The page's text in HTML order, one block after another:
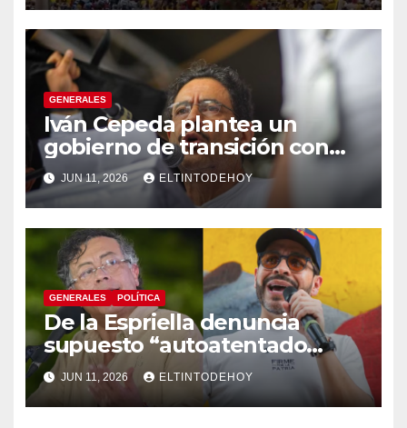
GENERALES
Iván Cepeda plantea un
gobierno de transición con
énfasis en el empalme
institucional y una eventual
constituyente
JUN 11, 2026 ELTINTODEHOY
GENERALES POLÍTICA
De la Espriella denuncia
supuesto “autoatentado
legislativo” tras decisión de
suspender provisionalmente
a Petro
JUN 11, 2026 ELTINTODEHOY